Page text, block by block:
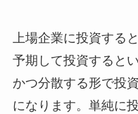
上場企業に投資する
予期して投資すると
かつ分散する形で投
になります。単純に